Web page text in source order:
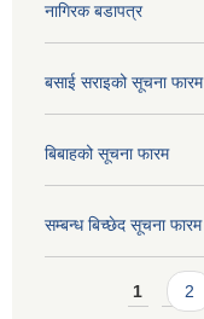
नागिरक बडापत्र
बसाई सराइको सूचना फारम
बिबाहको सूचना फारम
सम्बन्ध बिच्छेद सूचना फारम
Pages1 2